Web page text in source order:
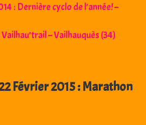
: Dernière cyclo de l’année! –
– Vailhauquès (34)
Février 2015 : Marathon